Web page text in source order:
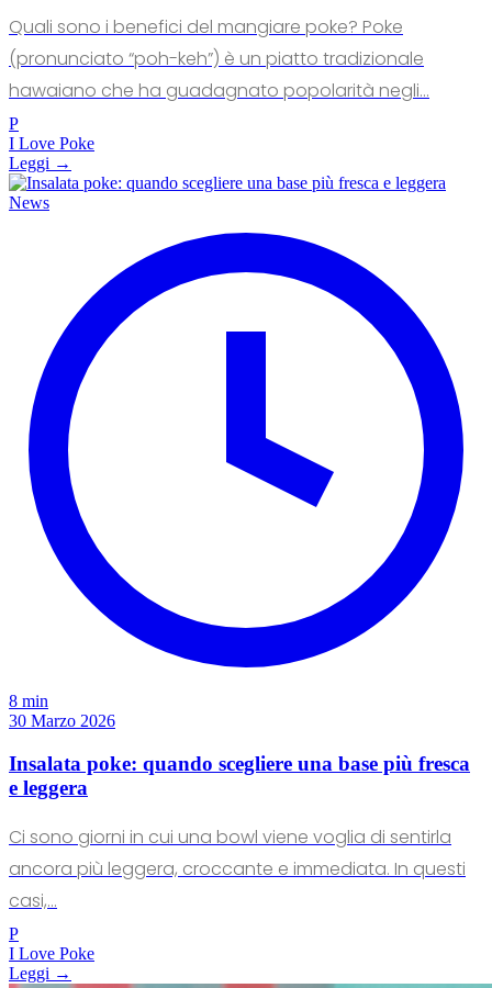
Quali sono i benefici del mangiare poke? Poke
(pronunciato “poh-keh”) è un piatto tradizionale
hawaiano che ha guadagnato popolarità negli...
P
I Love Poke
Leggi →
News
8 min
30 Marzo 2026
Insalata poke: quando scegliere una base più fresca
e leggera
Ci sono giorni in cui una bowl viene voglia di sentirla
ancora più leggera, croccante e immediata. In questi
casi,...
P
I Love Poke
Leggi →